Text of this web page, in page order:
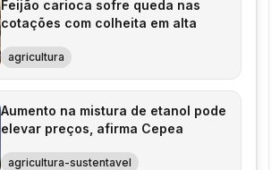
Feijão carioca sofre queda nas
cotações com colheita em alta
agricultura
Aumento na mistura de etanol pode
elevar preços, afirma Cepea
agricultura-sustentavel